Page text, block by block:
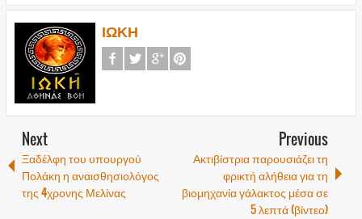
ΙΩΚΗ
Next
Ξαδέλφη του υπουργού
Πολάκη η αναισθησιολόγος
της 4χρονης Μελίνας
Previous
Ακτιβίστρια παρουσιάζει τη
φρικτή αλήθεια για τη
βιομηχανία γάλακτος μέσα σε
5 λεπτά (βίντεο)